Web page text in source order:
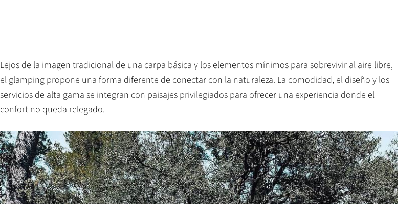
Lejos de la imagen tradicional de una carpa básica y los elementos mínimos para sobrevivir al aire libre,
el glamping propone una forma diferente de conectar con la naturaleza. La comodidad, el diseño y los
servicios de alta gama se integran con paisajes privilegiados para ofrecer una experiencia donde el
confort no queda relegado.